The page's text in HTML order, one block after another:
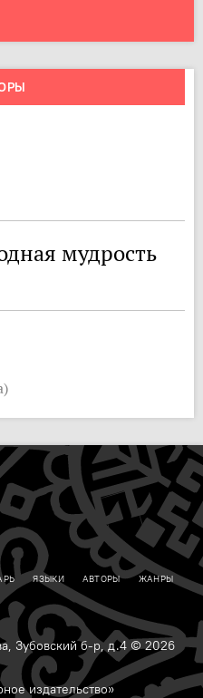
мудрость
ЯЗЫКИ АВТОРЫ ЖАНРЫ
Зубовский б-р, д.4 © 2026
издательство»